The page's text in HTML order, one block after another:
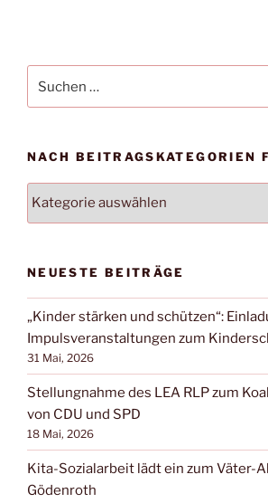
nach:
NACH BEITRAGSKATEGORIEN
BEITRAGSKATEGORIEN
NEUESTE BEITRÄGE
„Kinder stärken und schützen“:
Impulsveranstaltungen zum
31 Mai, 2026
Stellungnahme des LEA RLP zum
von CDU und SPD
18 Mai, 2026
Kita-Sozialarbeit lädt ein zum Väter-
Gödenroth